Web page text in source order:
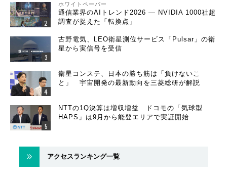
ホワイトペーパー
通信業界のAIトレンド2026 ― NVIDIA 1000社超
調査が捉えた「転換点」
古野電気、LEO衛星測位サービス「Pulsar」の衛
星から実信号を受信
衛星コンステ、日本の勝ち筋は「負けないこ
と」 宇宙開発の最新動向を三菱総研が解説
NTTの1Q決算は増収増益 ドコモの「気球型
HAPS」は9月から能登エリアで実証開始
アクセスランキング一覧